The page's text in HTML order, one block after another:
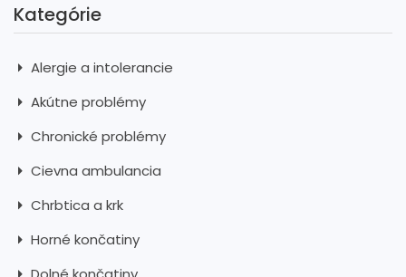
Kategórie
Alergie a intolerancie
Akútne problémy
Chronické problémy
Cievna ambulancia
Chrbtica a krk
Horné končatiny